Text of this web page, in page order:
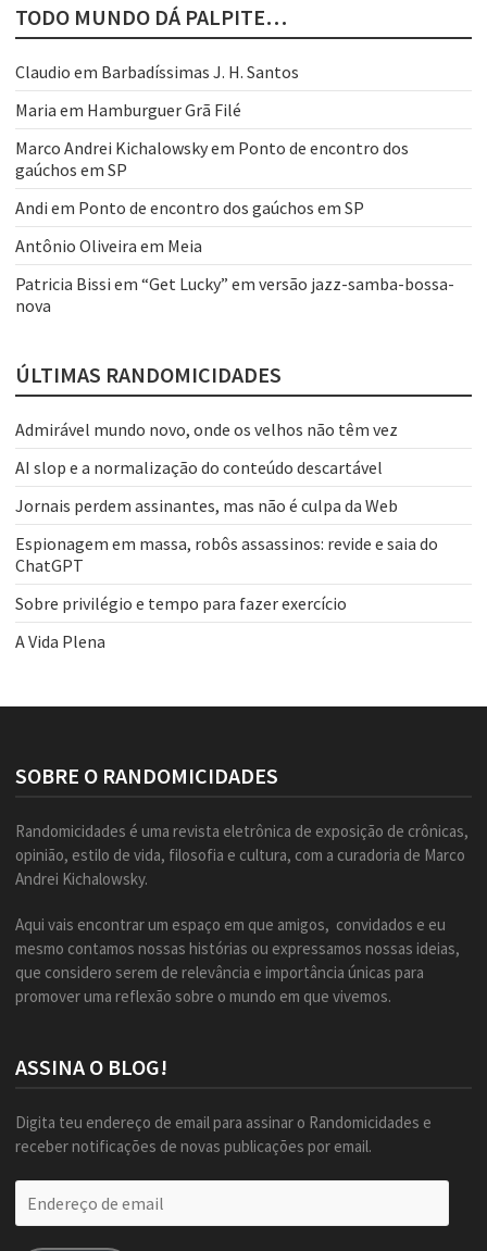
TODO MUNDO DÁ PALPITE…
Claudio em Barbadíssimas J. H. Santos
Maria em Hamburguer Grã Filé
Marco Andrei Kichalowskyem Ponto de encontro dos
gaúchos em SP
Andi em Ponto de encontro dos gaúchos em SP
Antônio Oliveira em Meia
Patricia Bissi em “Get Lucky” em versão jazz-samba-bossa-
nova
ÚLTIMAS RANDOMICIDADES
Admirável mundo novo, onde os velhos não têm vez
AI slop e a normalização do conteúdo descartável
Jornais perdem assinantes, mas não é culpa da Web
Espionagem em massa, robôs assassinos: revide e saia do
ChatGPT
Sobre privilégio e tempo para fazer exercício
A Vida Plena
SOBRE O RANDOMICIDADES
Randomicidades é uma revista eletrônica de exposição de crônicas,
opinião, estilo de vida, filosofia e cultura, com a curadoria de Marco
Andrei Kichalowsky.
Aqui vais encontrar um espaço em que amigos, convidados e eu
mesmo contamos nossas histórias ou expressamos nossas ideias,
que considero serem de relevância e importância únicas para
promover uma reflexão sobre o mundo em que vivemos.
ASSINA O BLOG!
Digita teu endereço de email para assinar o Randomicidades e
receber notificações de novas publicações por email.
de